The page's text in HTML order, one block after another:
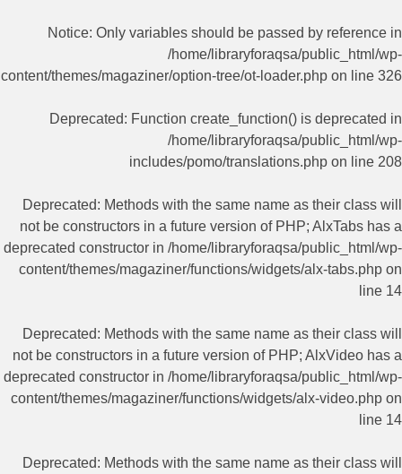
Notice: Only variables should be passed by reference in
/home/libraryforaqsa/public_html/wp-
content/themes/magaziner/option-tree/ot-loader.php on line 326
Deprecated: Function create_function() is deprecated in
/home/libraryforaqsa/public_html/wp-
includes/pomo/translations.php on line 208
Deprecated: Methods with the same name as their class will
not be constructors in a future version of PHP; AlxTabs has a
deprecated constructor in /home/libraryforaqsa/public_html/wp-
content/themes/magaziner/functions/widgets/alx-tabs.php on
line 14
Deprecated: Methods with the same name as their class will
not be constructors in a future version of PHP; AlxVideo has a
deprecated constructor in /home/libraryforaqsa/public_html/wp-
content/themes/magaziner/functions/widgets/alx-video.php on
line 14
Deprecated: Methods with the same name as their class will